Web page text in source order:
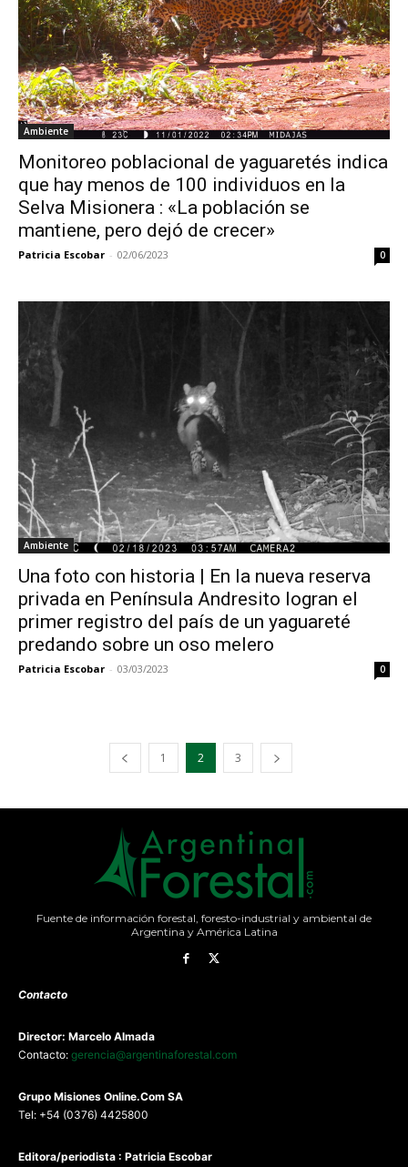
Ambiente
Monitoreo poblacional de yaguaretés indica
que hay menos de 100 individuos en la
Selva Misionera : «La población se
mantiene, pero dejó de crecer»
Patricia Escobar - 02/06/2023 0
Ambiente
Una foto con historia | En la nueva reserva
privada en Península Andresito logran el
primer registro del país de un yaguareté
predando sobre un oso melero
Patricia Escobar - 03/03/2023 0
1 2 3
Fuente de información forestal, foresto-industrial y ambiental de
Argentina y América Latina
Contacto
Director: Marcelo Almada
Contacto: gerencia@argentinaforestal.com
Grupo Misiones Online.Com SA
Tel: +54 (0376) 4425800
Editora/periodista : Patricia Escobar